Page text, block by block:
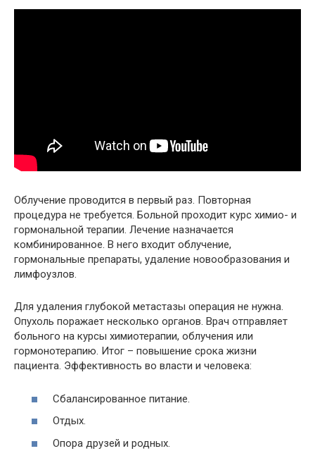
Облучение проводится в первый раз. Повторная
процедура не требуется. Больной проходит курс химио- и
гормональной терапии. Лечение назначается
комбинированное. В него входит облучение,
гормональные препараты, удаление новообразования и
лимфоузлов.
Для удаления глубокой метастазы операция не нужна.
Опухоль поражает несколько органов. Врач отправляет
больного на курсы химиотерапии, облучения или
гормонотерапию. Итог – повышение срока жизни
пациента. Эффективность во власти и человека:
Сбалансированное питание.
Отдых.
Опора друзей и родных.